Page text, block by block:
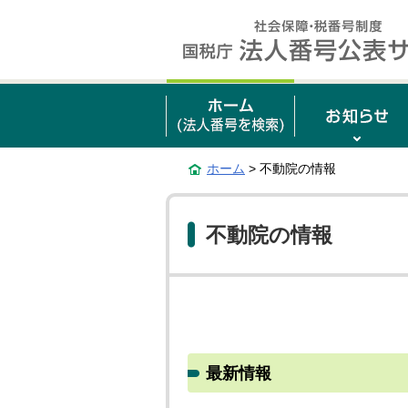
ホーム > 不動院の情報
不動院の情報
最新情報